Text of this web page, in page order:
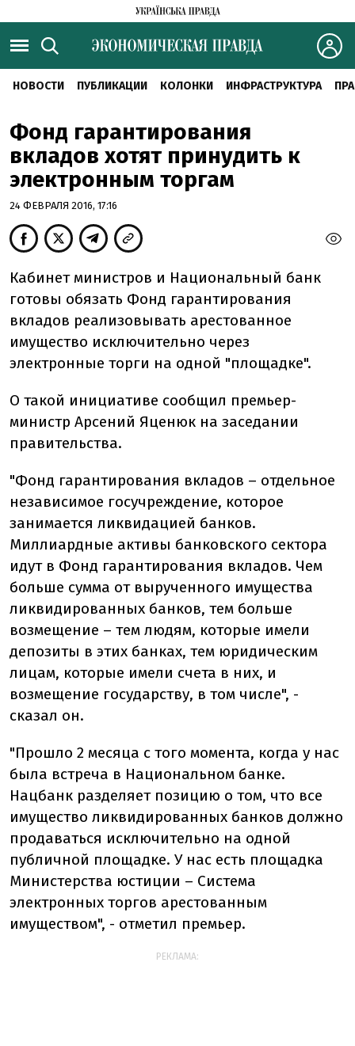
НОВОСТИ ПУБЛИКАЦИИ КОЛОНКИ ИНФРАСТРУКТУРА
Фонд гарантирования
вкладов хотят принудить к
электронным торгам
24 ФЕВРАЛЯ 2016, 17:16
Кабинет министров и Национальный банк
готовы обязать Фонд гарантирования
вкладов реализовывать арестованное
имущество исключительно через
электронные торги на одной "площадке".
О такой инициативе сообщил премьер-
министр Арсений Яценюк на заседании
правительства.
"Фонд гарантирования вкладов – отдельное
независимое госучреждение, которое
занимается ликвидацией банков.
Миллиардные активы банковского сектора
идут в Фонд гарантирования вкладов. Чем
больше сумма от вырученного имущества
ликвидированных банков, тем больше
возмещение – тем людям, которые имели
депозиты в этих банках, тем юридическим
лицам, которые имели счета в них, и
возмещение государству, в том числе", -
сказал он.
"Прошло 2 месяца с того момента, когда у нас
была встреча в Национальном банке.
Нацбанк разделяет позицию о том, что все
имущество ликвидированных банков должно
продаваться исключительно на одной
публичной площадке. У нас есть площадка
Министерства юстиции – Система
электронных торгов арестованным
имуществом", - отметил премьер.
РЕКЛАМА: